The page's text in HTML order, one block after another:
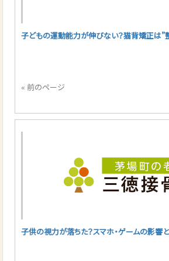
子どもの運動能力が伸びない？猫背矯正は”
« 前のページ
子供の視力が落ちた？スマホ・ゲームの影響